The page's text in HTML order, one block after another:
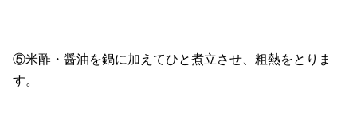
⑤米酢・醤油を鍋に加えてひと煮立させ、粗熱をとりま
す。